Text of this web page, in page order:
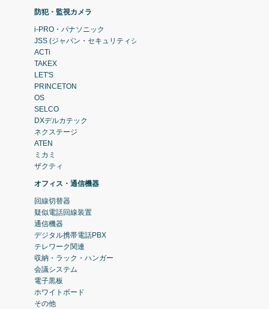
防犯・監視カメラ
i-PRO・パナソニック
JSS (ジャパン・セキュリティシステム)
ACTi
TAKEX
LET'S
PRINCETON
OS
SELCO
DXデルカテック
ネクステージ
ATEN
ミカミ
ザクティ
オフィス・通信機器
回線切替器
疑似電話回線装置
通信機器
デジタル携帯電話PBX
テレワーク関連
収納・ラック・ハンガー
会議システム
電子黒板
ホワイトボード
その他